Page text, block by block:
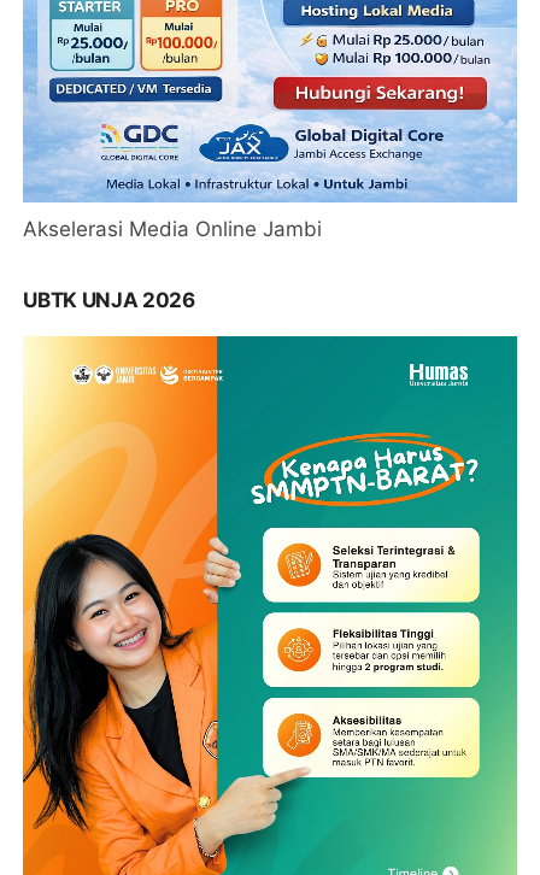
Akselerasi Media Online Jambi
UBTK UNJA 2026